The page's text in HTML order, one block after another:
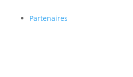
Partenaires